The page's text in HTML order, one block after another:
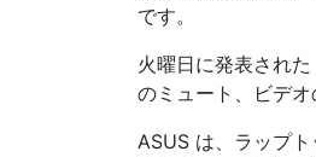
です。
火曜日に発表され
のミュート、ビデ
ASUS は、ラップ